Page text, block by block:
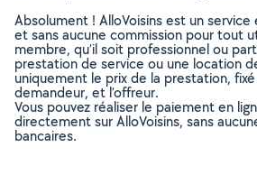
Absolument ! AlloVoisins est un
et sans aucune commission pour tout
membre, qu’il soit professionnel ou
prestation de service ou une location
uniquement le prix de la prestation,
demandeur, et l’offreur.
Vous pouvez réaliser le paiement en
directement sur AlloVoisins, sans
bancaires.